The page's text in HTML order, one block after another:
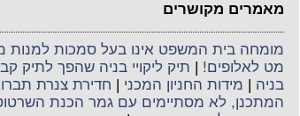
מאמרים מקושרים
מומחה בית המשפט אינו בעל סמכות למנות
מט לאלופים! | תיק ליקויי בניה שהפך לתיק
בניה | מידות החניון המכני | חדירת צנרת
המתכנן, לא מסתיימים עם גמר הכנת